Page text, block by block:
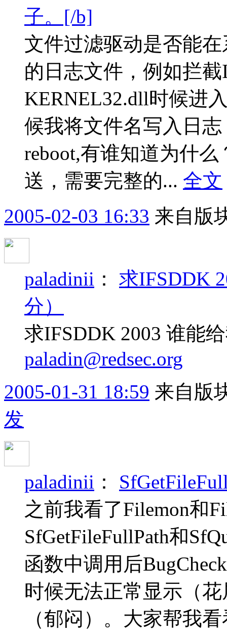
子。[/b]
文件过滤驱动是否能
的日志文件，例如拦截
KERNEL32.dll时候进
候我将文件名写入日
reboot,有谁知道为什
送，需要完整的... 全文
2005-02-03 16:33 来自版
paladinii ： 求IFSDDK
分）
求IFSDDK 2003 谁能
paladin@redsec.org
2005-01-31 18:59 来自版
发
paladinii ：
之前我看了Filemon和
SfGetFileFullPath和
函数中调用后
时候无法正常显示（
（郁闷）。大家帮我